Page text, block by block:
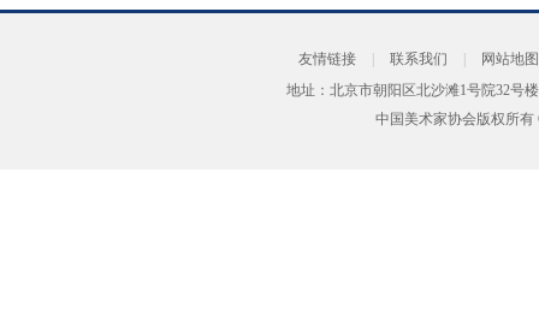
友情链接 联系我们
网站地图
地址：北京市朝阳区北沙滩1号院32号
中国美术家协会版权所有